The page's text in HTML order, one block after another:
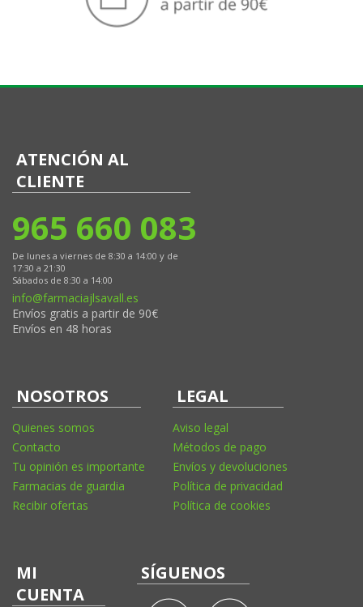
ATENCIÓN AL
CLIENTE
965 660 083
De lunes a viernes de 8:30 a 14:00 y de
17:30 a 21:30
Sábados de 8:30 a 14:00
info@farmaciajlsavall.es
Envíos gratis a partir de 90€
Envíos en 48 horas
NOSOTROS
Quienes somos
Contacto
Tu opinión es importante
Farmacias de guardia
Recibir ofertas
LEGAL
Aviso legal
Métodos de pago
Envíos y devoluciones
Política de privacidad
Política de cookies
MI
CUENTA
SÍGUENOS